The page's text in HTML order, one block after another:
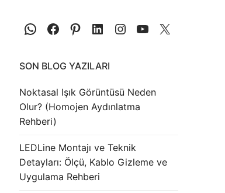
SON BLOG YAZILARI
Noktasal Işık Görüntüsü Neden
Olur? (Homojen Aydınlatma
Rehberi)
LEDLine Montajı ve Teknik
Detayları: Ölçü, Kablo Gizleme ve
Uygulama Rehberi